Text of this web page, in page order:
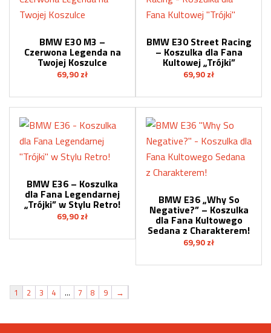
BMW E30 M3 –
Czerwona Legenda na
Twojej Koszulce
69,90 zł
BMW E30 Street Racing
– Koszulka dla Fana
Kultowej „Trójki”
69,90 zł
BMW E36 – Koszulka
dla Fana Legendarnej
„Trójki” w Stylu Retro!
69,90 zł
BMW E36 „Why So
Negative?” – Koszulka
dla Fana Kultowego
Sedana z Charakterem!
69,90 zł
1 2 3 4 … 7 8 9 →